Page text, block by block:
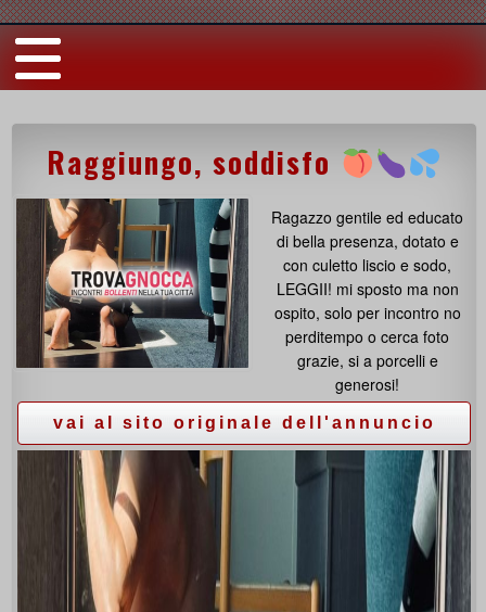
Raggiungo, soddisfo
Ragazzo gentile ed educato
di bella presenza, dotato e
con culetto liscio e sodo,
LEGGII! mi sposto ma non
ospito, solo per incontro no
perditempo o cerca foto
grazie, si a porcelli e
generosi!